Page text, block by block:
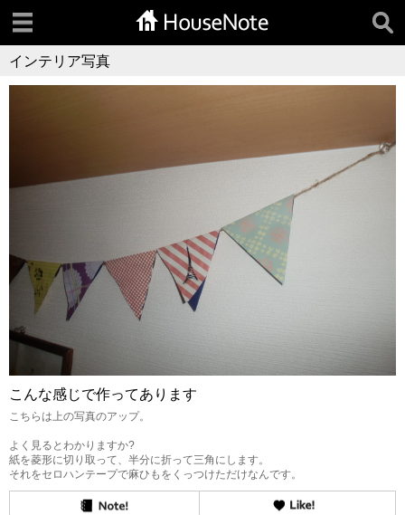
インテリア写真
こんな感じで作ってあります
こちらは上の写真のアップ。
よく見るとわかりますか?
紙を菱形に切り取って、半分に折って三角にします。
それをセロハンテープで麻ひもをくっつけただけなんです。